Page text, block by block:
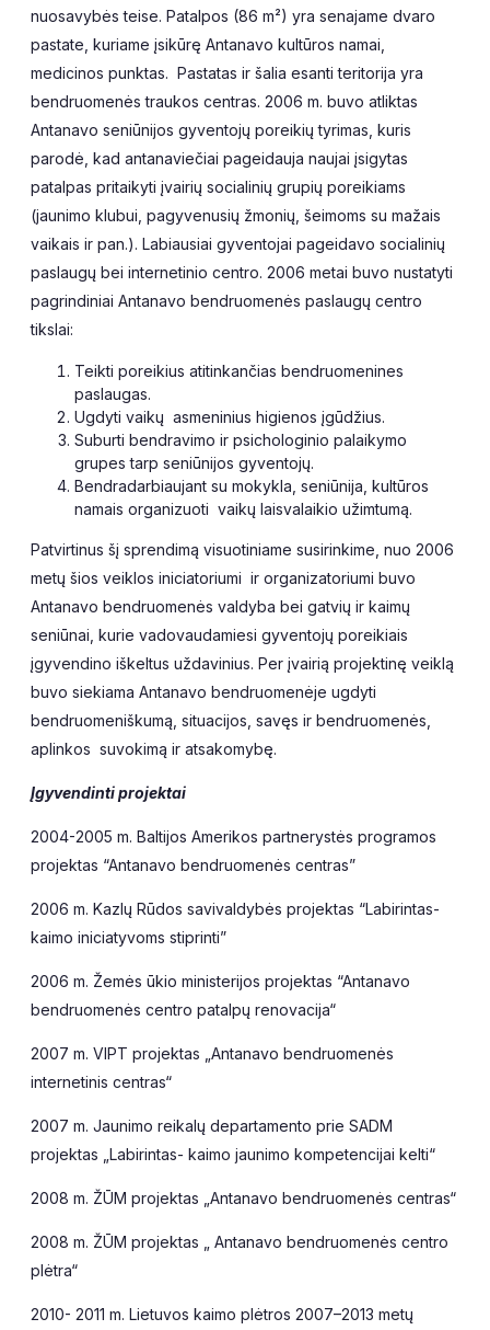
nuosavybės teise. Patalpos (86 m²) yra senajame dvaro
pastate, kuriame įsikūrę Antanavo kultūros namai,
medicinos punktas. Pastatas ir šalia esanti teritorija yra
bendruomenės traukos centras. 2006 m. buvo atliktas
Antanavo seniūnijos gyventojų poreikių tyrimas, kuris
parodė, kad antanaviečiai pageidauja naujai įsigytas
patalpas pritaikyti įvairių socialinių grupių poreikiams
(jaunimo klubui, pagyvenusių žmonių, šeimoms su mažais
vaikais ir pan.). Labiausiai gyventojai pageidavo socialinių
paslaugų bei internetinio centro. 2006 metai buvo nustatyti
pagrindiniai Antanavo bendruomenės paslaugų centro
tikslai:
Teikti poreikius atitinkančias bendruomenines
paslaugas.
Ugdyti vaikų asmeninius higienos įgūdžius.
Suburti bendravimo ir psichologinio palaikymo
grupes tarp seniūnijos gyventojų.
Bendradarbiaujant su mokykla, seniūnija, kultūros
namais organizuoti vaikų laisvalaikio užimtumą.
Patvirtinus šį sprendimą visuotiniame susirinkime, nuo 2006
metų šios veiklos iniciatoriumi ir organizatoriumi buvo
Antanavo bendruomenės valdyba bei gatvių ir kaimų
seniūnai, kurie vadovaudamiesi gyventojų poreikiais
įgyvendino iškeltus uždavinius. Per įvairią projektinę veiklą
buvo siekiama Antanavo bendruomenėje ugdyti
bendruomeniškumą, situacijos, savęs ir bendruomenės,
aplinkos suvokimą ir atsakomybę.
Įgyvendinti projektai
2004-2005 m. Baltijos Amerikos partnerystės programos
projektas “Antanavo bendruomenės centras”
2006 m. Kazlų Rūdos savivaldybės projektas “Labirintas-
kaimo iniciatyvoms stiprinti”
2006 m. Žemės ūkio ministerijos projektas “Antanavo
bendruomenės centro patalpų renovacija“
2007 m. VIPT projektas „Antanavo bendruomenės
internetinis centras“
2007 m. Jaunimo reikalų departamento prie SADM
projektas „Labirintas- kaimo jaunimo kompetencijai kelti“
2008 m. ŽŪM projektas „Antanavo bendruomenės centras“
2008 m. ŽŪM projektas „ Antanavo bendruomenės centro
plėtra“
2010- 2011 m. Lietuvos kaimo plėtros 2007–2013 metų